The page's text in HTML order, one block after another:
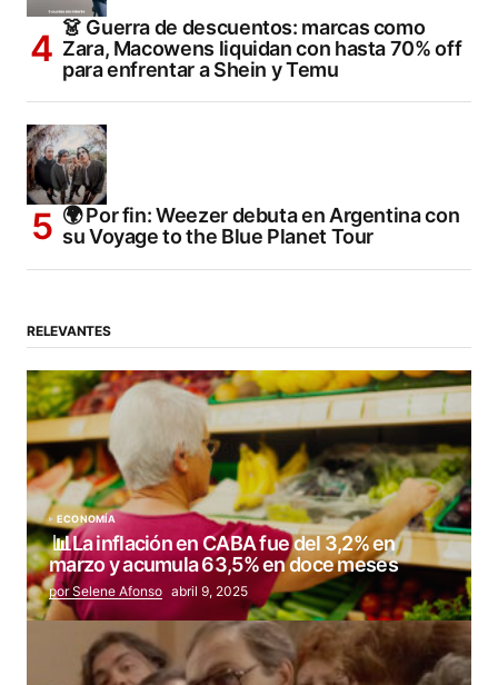
👗 Guerra de descuentos: marcas como
Zara, Macowens liquidan con hasta 70% off
para enfrentar a Shein y Temu
🌍 Por fin: Weezer debuta en Argentina con
su Voyage to the Blue Planet Tour
RELEVANTES
ECONOMÍA
📊La inflación en CABA fue del 3,2% en
marzo y acumula 63,5% en doce meses
por Selene Afonso abril 9, 2025